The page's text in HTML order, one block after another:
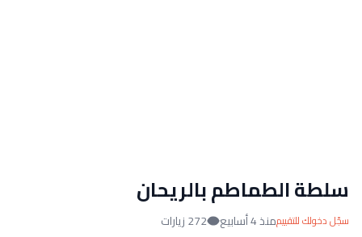
سلطة الطماطم بالريحان
سجّل دخولك للتقييممنذ 4 أسابيع 272 زيارات